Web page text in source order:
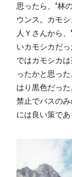
思ったら、‘林
ウンス。カモ
人Ｙさんから
いカモシカだ
ではカモシカ
ったかと思っ
はり黒色だっ
禁止でバスの
には良い策であ